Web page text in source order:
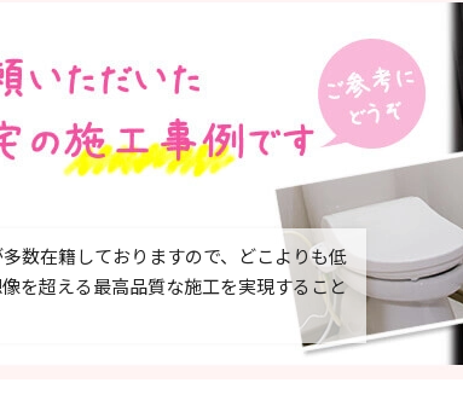
数在籍しておりますので、どこよりも低
を超える最高品質な施工を実現すること